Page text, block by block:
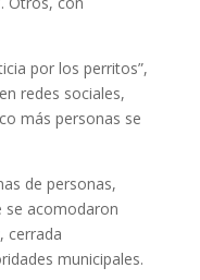
por los perritos”,
redes sociales,
más personas se
de personas,
se acomodaron
cerrada
municipales.